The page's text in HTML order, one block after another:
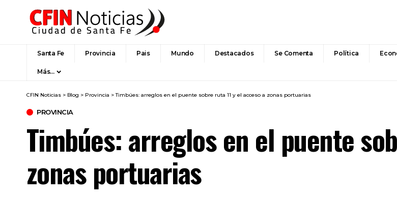
Santa Fe Provincia Pais Mundo Destacados Se Comenta Política
Más…
CFIN Noticias > Blog > Provincia >Timbúes: arreglos en el puente sobre ruta 11 y el acceso a zonas portuarias
PROVINCIA
Timbúes: arreglos en el puente
zonas portuarias